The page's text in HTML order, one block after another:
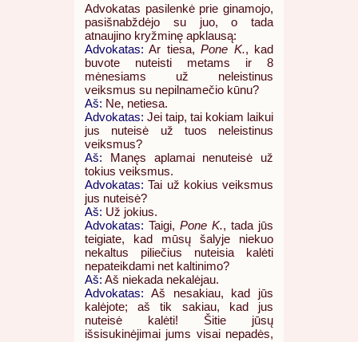
Advokatas pasilenkė prie ginamojo,
pasišnabždėjo su juo, o tada
atnaujino kryžminę apklausą:
Advokatas: Ar tiesa,Pone K., kad
buvote nuteisti metams ir 8
mėnesiams už neleistinus
veiksmus su nepilnamečio kūnu?
Aš: Ne, netiesa.
Advokatas: Jei taip, tai kokiam laikui
jus nuteisė už tuos neleistinus
veiksmus?
Aš: Manęs aplamai nenuteisė už
tokius veiksmus.
Advokatas: Tai už kokius veiksmus
jus nuteisė?
Aš: Už jokius.
Advokatas: Taigi, Pone K., tada jūs
teigiate, kad mūsų šalyje niekuo
nekaltus piliečius nuteisia kalėti
nepateikdami net kaltinimo?
Aš: Aš niekada nekalėjau.
Advokatas: Aš nesakiau, kad jūs
kalėjote; aš tik sakiau, kad jus
nuteisė kalėti! Šitie jūsų
išsisukinėjimai jums visai nepadės,